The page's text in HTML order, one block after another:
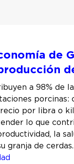
de
a 98% de
porcinas:
por libra o
lo que
la
granja de cerdas.